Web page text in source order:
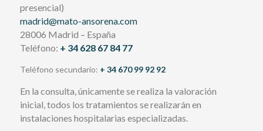
presencial)
madrid@mato-ansorena.com
28006 Madrid – España
Teléfono: + 34 628 67 84 77
Teléfono secundario: + 34 670 99 92 92
En la consulta, únicamente se realiza la valoración
inicial, todos los tratamientos se realizarán en
instalaciones hospitalarias especializadas.